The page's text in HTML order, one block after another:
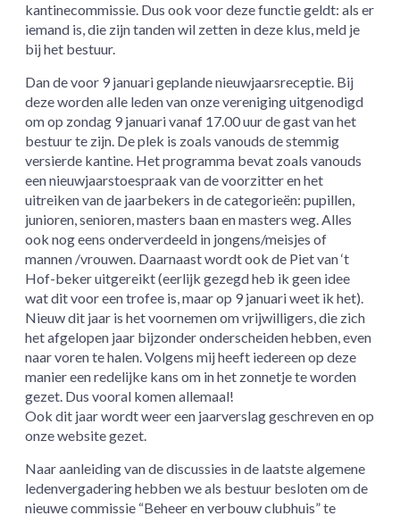
kantinecommissie. Dus ook voor deze functie geldt: als er
iemand is, die zijn tanden wil zetten in deze klus, meld je
bij het bestuur.
Dan de voor 9 januari geplande nieuwjaarsreceptie. Bij
deze worden alle leden van onze vereniging uitgenodigd
om op zondag 9 januari vanaf 17.00 uur de gast van het
bestuur te zijn. De plek is zoals vanouds de stemmig
versierde kantine. Het programma bevat zoals vanouds
een nieuwjaarstoespraak van de voorzitter en het
uitreiken van de jaarbekers in de categorieën: pupillen,
junioren, senioren, masters baan en masters weg. Alles
ook nog eens onderverdeeld in jongens/meisjes of
mannen /vrouwen. Daarnaast wordt ook de Piet van ‘t
Hof-beker uitgereikt (eerlijk gezegd heb ik geen idee
wat dit voor een trofee is, maar op 9 januari weet ik het).
Nieuw dit jaar is het voornemen om vrijwilligers, die zich
het afgelopen jaar bijzonder onderscheiden hebben, even
naar voren te halen. Volgens mij heeft iedereen op deze
manier een redelijke kans om in het zonnetje te worden
gezet. Dus vooral komen allemaal!
Ook dit jaar wordt weer een jaarverslag geschreven en op
onze website gezet.
Naar aanleiding van de discussies in de laatste algemene
ledenvergadering hebben we als bestuur besloten om de
nieuwe commissie “Beheer en verbouw clubhuis” te